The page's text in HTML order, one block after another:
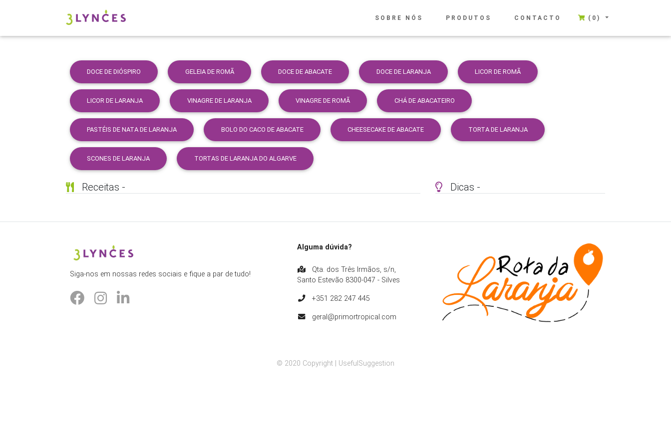
SOBRE NÓS PRODUTOS CONTACTO (0)
DOCE DE DIÓSPIRO GELEIA DE ROMÃ DOCE DE ABACATE DOCE DE LARANJA LICOR DE ROMÃ
LICOR DE LARANJA VINAGRE DE LARANJA VINAGRE DE ROMÃ CHÁ DE ABACATEIRO
PASTÉIS DE NATA DE LARANJA BOLO DO CACO DE ABACATE CHEESECAKE DE ABACATE TORTA DE LARANJA
SCONES DE LARANJA TORTAS DE LARANJA DO ALGARVE
Receitas - Dicas -
Siga-nos em nossas redes sociais e fique a par de tudo!
Alguma dúvida?
Qta. dos Três Irmãos, s/n,
Santo Estevão 8300-047 - Silves
+351 282 247 445
geral@primortropical.com
© 2020 Copyright | UsefulSuggestion